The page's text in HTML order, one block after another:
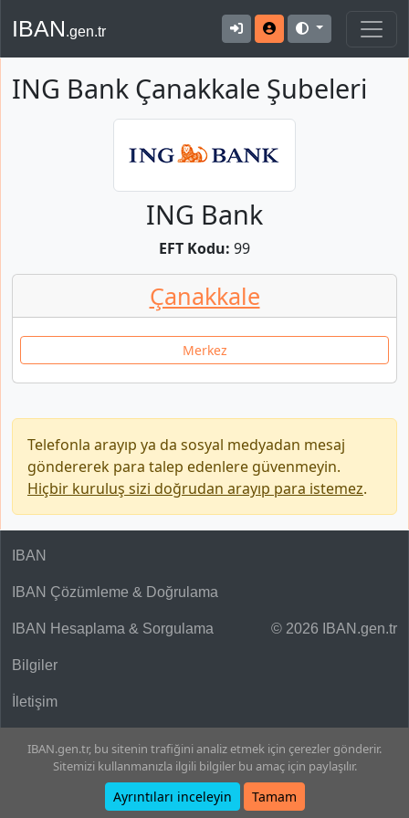
IBAN.gen.tr
ING Bank Çanakkale Şubeleri
ING Bank
EFT Kodu: 99
Çanakkale
Merkez
Telefonla arayıp ya da sosyal medyadan mesaj
göndererek para talep edenlere güvenmeyin.
Hiçbir kuruluş sizi doğrudan arayıp para istemez.
© 2026 IBAN.gen.tr
IBAN
IBAN Çözümleme & Doğrulama
IBAN Hesaplama & Sorgulama
Bilgiler
İletişim
IBAN.gen.tr, bu sitenin trafiğini analiz etmek için çerezler gönderir.
Sitemizi kullanmanızla ilgili bilgiler bu amaç için paylaşılır.
Ayrıntıları inceleyin Tamam